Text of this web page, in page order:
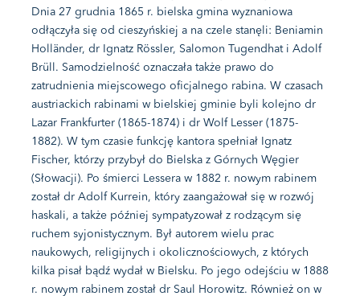
Dnia 27 grudnia 1865 r. bielska gmina wyznaniowa
odłączyła się od cieszyńskiej a na czele stanęli: Beniamin
Holländer, dr Ignatz Rössler, Salomon Tugendhat i Adolf
Brüll. Samodzielność oznaczała także prawo do
zatrudnienia miejscowego oficjalnego rabina. W czasach
austriackich rabinami w bielskiej gminie byli kolejno dr
Lazar Frankfurter (1865-1874) i dr Wolf Lesser (1875-
1882). W tym czasie funkcję kantora spełniał Ignatz
Fischer, którzy przybył do Bielska z Górnych Węgier
(Słowacji). Po śmierci Lessera w 1882 r. nowym rabinem
został dr Adolf Kurrein, który zaangażował się w rozwój
haskali, a także później sympatyzował z rodzącym się
ruchem syjonistycznym. Był autorem wielu prac
naukowych, religijnych i okolicznościowych, z których
kilka pisał bądź wydał w Bielsku. Po jego odejściu w 1888
r. nowym rabinem został dr Saul Horowitz. Również on w